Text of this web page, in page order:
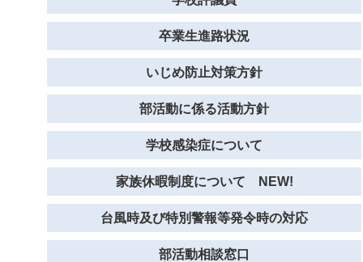
卒業生進路状況
いじめ防止対策方針
部活動に係る活動方針
学校感染症について
家族休暇制度について NEW!
台風時及び特別警報等発令時の対応
部活動相談窓口